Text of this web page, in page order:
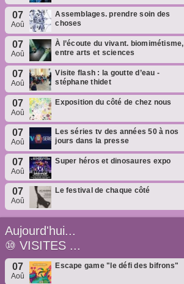
07
Aoû
Assemblages. prendre soin des
choses
07
Aoû
À l’écoute du vivant. biomimétisme,
entre arts et sciences
07
Aoû
Visite flash : la goutte d’eau -
stéphane thidet
07
Aoû
Exposition du côté de chez nous
07
Aoû
Les séries tv des années 50 à nos
jours dans la presse
07
Aoû
Super héros et dinosaures expo
07
Aoû
Le festival de chaque côté
Aujourd'hui...
⑩VISITES ...
07
Aoû
Escape game "le défi des bifrons"